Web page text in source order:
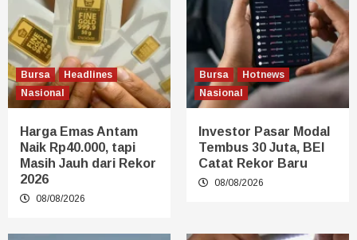
Bursa
Headlines
Nasional
Harga Emas Antam
Naik Rp40.000, tapi
Masih Jauh dari Rekor
2026
08/08/2026
Bursa
Hotnews
Nasional
Investor Pasar Modal
Tembus 30 Juta, BEI
Catat Rekor Baru
08/08/2026